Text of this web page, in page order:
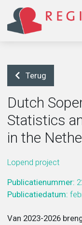
Arbeid en sociale
Jeugd
Beleidsonderzoek
Beleid ontwikkelen
Missie
Medewerkers
Terug
Dutch
Statistics
in the
Lopend project
Publicatienummer:
Publicatiedatum:
Van 2023-2026